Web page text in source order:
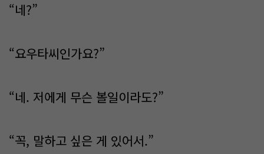
“네?”
“요우타씨인가요?”
“네. 저에게 무슨 볼일이라도?”
“꼭, 말하고 싶은 게 있어서.”